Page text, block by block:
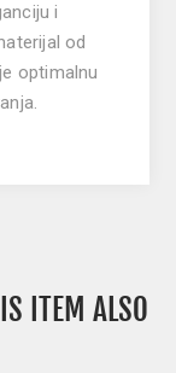
i
od
optimalnu
ITEM ALSO